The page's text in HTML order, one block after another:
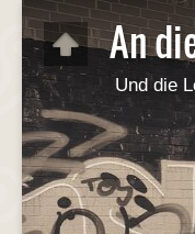
An
Und die